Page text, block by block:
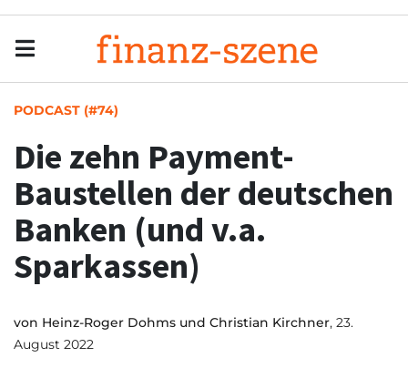
PODCAST (#74)
Die zehn Payment-
Baustellen der deutschen
Banken (und v.a.
Sparkassen)
von Heinz-Roger Dohms und Christian Kirchner, 23.
August 2022